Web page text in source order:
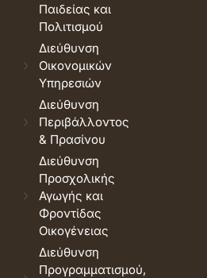
Παιδείας και
Πολιτισμού
Διεύθυνση
Οικονομικών
Υπηρεσιών
Διεύθυνση
Περιβάλλοντος
& Πρασίνου
Διεύθυνση
Προσχολικής
Αγωγής και
Φροντίδας
Οικογένειας
Διεύθυνση
Προγραμματισμού,